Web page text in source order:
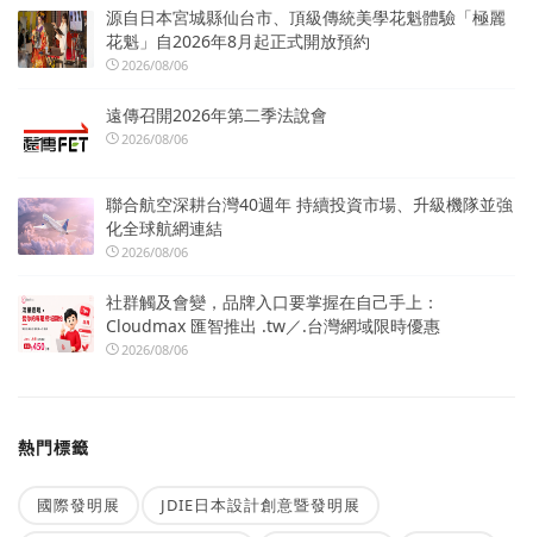
源自日本宮城縣仙台市、頂級傳統美學花魁體驗「極麗
花魁」自2026年8月起正式開放預約
2026/08/06
遠傳召開2026年第二季法說會
2026/08/06
聯合航空深耕台灣40週年 持續投資市場、升級機隊並強
化全球航網連結
2026/08/06
社群觸及會變，品牌入口要掌握在自己手上：
Cloudmax 匯智推出 .tw／.台灣網域限時優惠
2026/08/06
熱門標籤
國際發明展 JDIE日本設計創意暨發明展